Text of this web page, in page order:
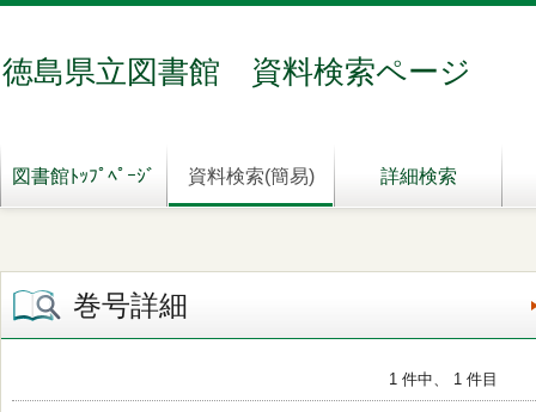
徳島県立図書館 資料検索ページ
図書館ﾄｯﾌﾟﾍﾟｰｼﾞ 資料検索(簡易) 詳細検索
巻号詳細
1 件中、 1 件目